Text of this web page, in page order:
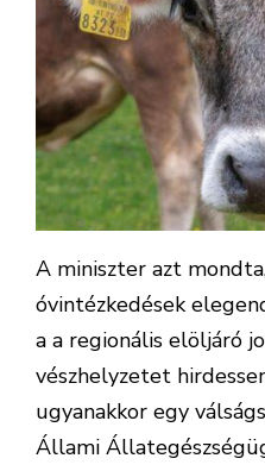
A miniszter azt
óvintézkedések
a a regionális elöljáró
vészhelyzetet
ugyanakkor egy
Állami